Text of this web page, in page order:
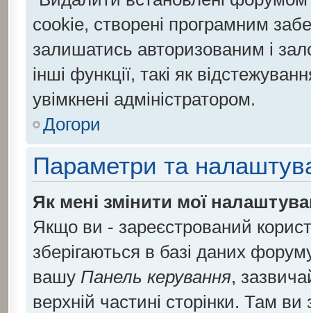
cookie, створені програмним
залишатись авторизованим і
інші функції, такі як
увімкнені адміністратором.
Догори
Параметри та
Як мені змінити мої
Якщо ви - зареєстрований
зберігаються в базі даних
вашу Панель керування,
верхній частині сторінки. Там